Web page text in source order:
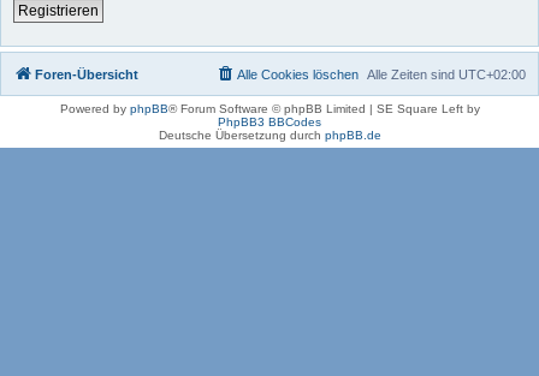
Registrieren
Foren-Übersicht Alle Zeiten sind UTC+02:00
Alle Cookies löschen
Powered by phpBB® Forum Software © phpBB Limited | SE Square Left by
PhpBB3 BBCodes
Deutsche Übersetzung durch phpBB.de